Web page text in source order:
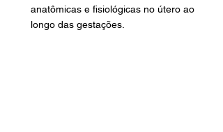
anatômicas e fisiológicas no útero ao
longo das gestações.